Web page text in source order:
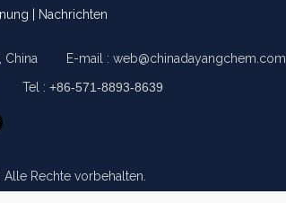
Nachrichten
China E-mail : web@chinadayangchem.com
Tel : +86-571-8893-8639
Rechte vorbehalten.